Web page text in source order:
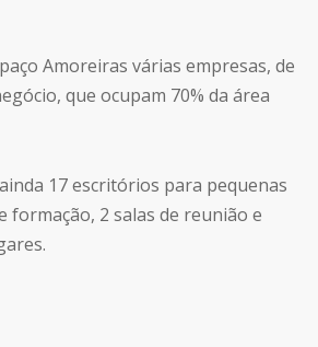
Amoreiras várias empresas, de
que ocupam 70% da área
17 escritórios para pequenas
formação, 2 salas de reunião e